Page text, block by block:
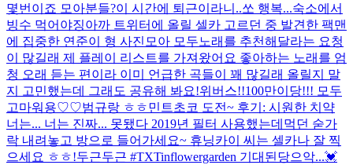
몇번이죠 모아분들?이 시간에 퇴근이라니..쏘 행복...숙소에서
빙수 먹어야징아까 트위터에 올릴 셀카 고르던 중 발견한 팩맨
에 집중한 연준이 형 사진 모아 모두노래를 추천해달라는 요청
이 많길래 제 플레이 리스트를 가져왔어요 좋아하는 노래를 엄
청 오래 듣는 편이라 이미 언급한 곡들이 꽤 많길래 올릴지 말
지 고민했는데 그래도 공유해 봐요!위버스!!100만이당!!! 모두
고마워용♡♡범규랑 ㅎㅎ민트초코 도전~ 후기: 시원한 치약
너는... 너는 진짜... 못됐다 2019년 필터 사용했는데 먹던 숟가
락 내려놓고 방으로 들어가세요~ 휴닝카이 씨는 셀카나 잘 찍
으세요 ㅎㅎ!두근두근 #TXTinflowergarden 기대된당으악...💓